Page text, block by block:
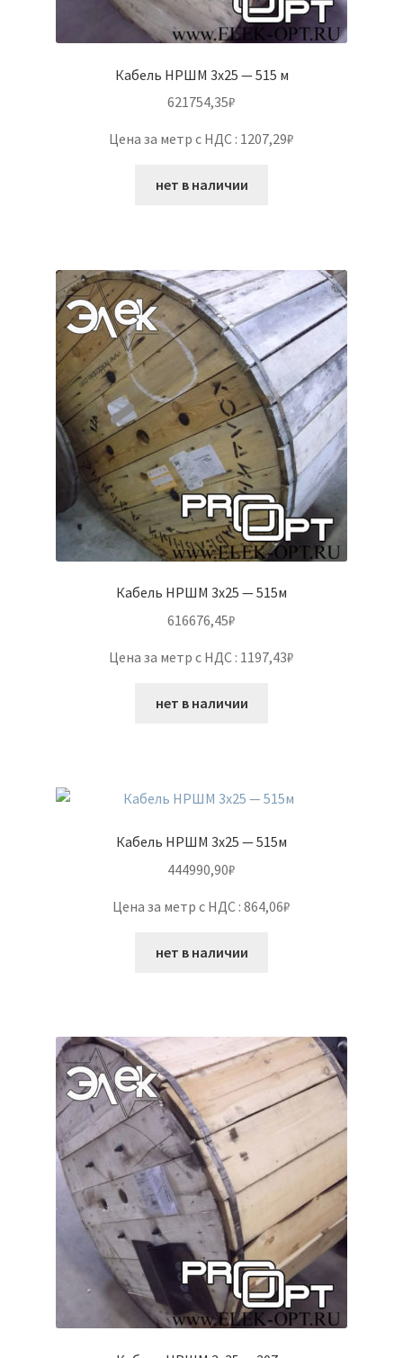
Кабель НРШМ 3х25 — 515 м
621754,35₽
Цена за метр с НДС : 1207,29₽
нет в наличии
Кабель НРШМ 3х25 — 515м
616676,45₽
Цена за метр с НДС : 1197,43₽
нет в наличии
Кабель НРШМ 3х25 — 515м
444990,90₽
Цена за метр с НДС : 864,06₽
нет в наличии